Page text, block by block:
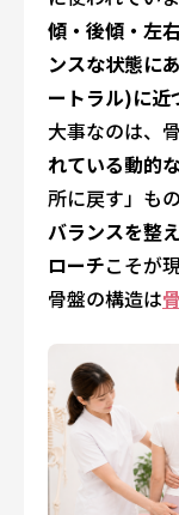
傾・後傾・左
ンスな状態に
ートラル)に近
大事なのは、
れている動的
所に戻す」も
バランスを整
ローチこそが
骨盤の構造は